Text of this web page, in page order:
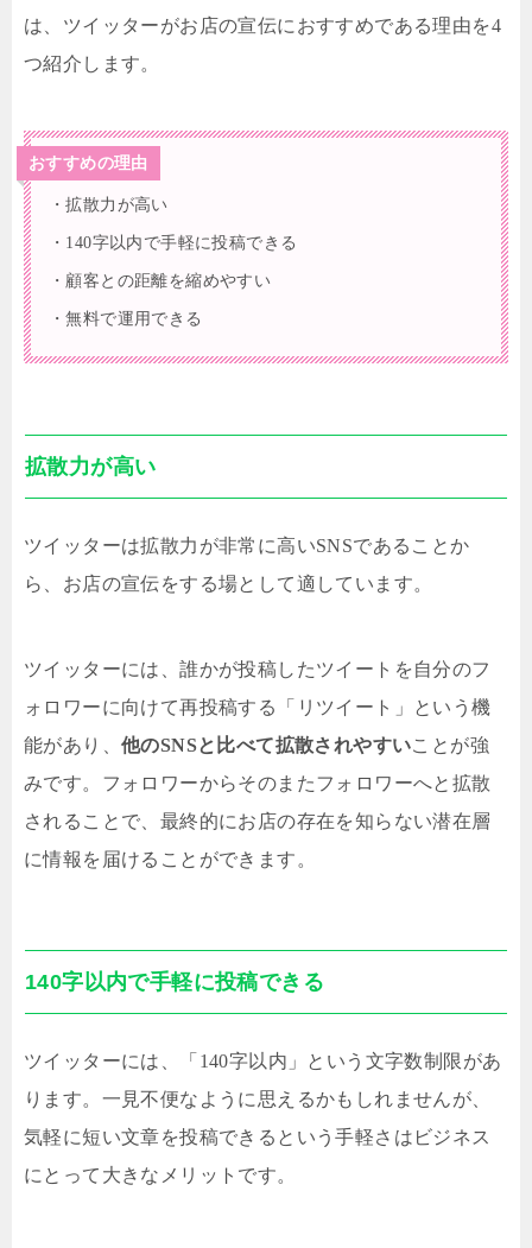
は、ツイッターがお店の宣伝におすすめである理由を4
つ紹介します。
おすすめの理由
・拡散力が高い
・140字以内で手軽に投稿できる
・顧客との距離を縮めやすい
・無料で運用できる
拡散力が高い
ツイッターは拡散力が非常に高いSNSであることか
ら、お店の宣伝をする場として適しています。
ツイッターには、誰かが投稿したツイートを自分のフ
ォロワーに向けて再投稿する「リツイート」という機
能があり、 他のSNSと比べて拡散されやすいことが強
みです。フォロワーからそのまたフォロワーへと拡散
されることで、最終的にお店の存在を知らない潜在層
に情報を届けることができます。
140字以内で手軽に投稿できる
ツイッターには、「140字以内」という文字数制限があ
ります。一見不便なように思えるかもしれませんが、
気軽に短い文章を投稿できるという手軽さはビジネス
にとって大きなメリットです。